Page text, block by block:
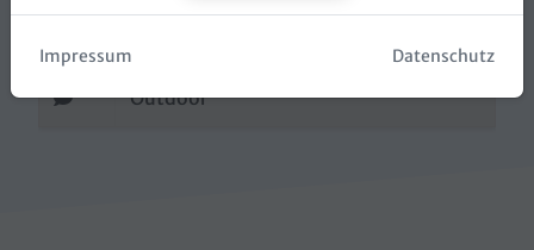
Impressum Datenschutz
Outdoor